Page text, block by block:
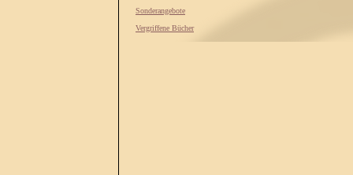
Sonderangebote
Vergriffene Bücher